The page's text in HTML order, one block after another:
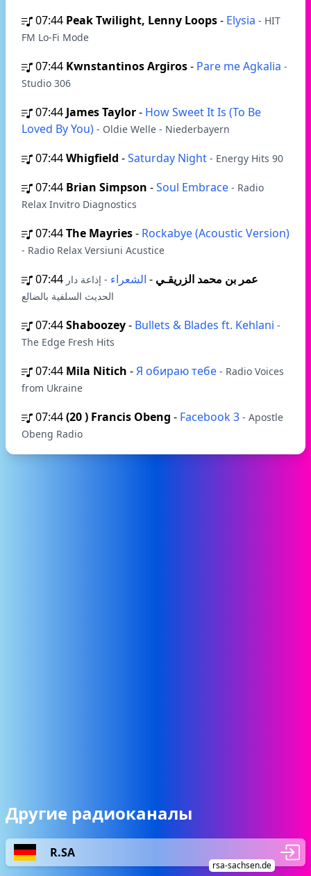
07:44 Peak Twilight, Lenny Loops- Elysia - HIT
FM Lo-Fi Mode
07:44 Kwnstantinos Argiros- Pare me Agkalia -
Studio 306
07:44 James Taylor- How Sweet It Is (To Be
Loved By You) - Oldie Welle - Niederbayern
07:44Whigfield -Saturday Night - Energy Hits 90
07:44 Brian Simpson -Soul Embrace - Radio
Relax Invitro Diagnostics
07:44The Mayries- Rockabye (Acoustic Version)
- Radio Relax Versiuni Acustice
07:44 عمر بن محمد الزريقـي - الشعراء - إذاعة دار
الحديث السلفية بالضالع
07:44Shaboozey- Bullets & Blades ft. Kehlani -
The Edge Fresh Hits
07:44 Mila Nitich -Я обираю тебе - Radio Voices
from Ukraine
07:44(20 ) Francis Obeng - Facebook 3 - Apostle
Obeng Radio
Другие радиоканалы
R.SA
rsa-sachsen.de